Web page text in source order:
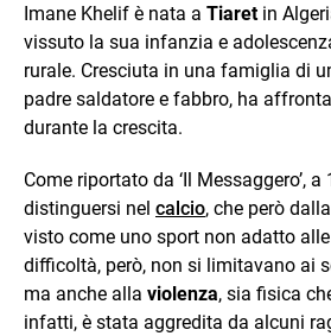
Imane Khelif è nata a Tiaretin
vissuto la sua infanzia e
rurale. Cresciuta in una famiglia di
padre saldatore e fabbro, ha
durante la crescita.
Come riportato da ‘Il Messaggero’,
distinguersi nel calcio, che però
visto come uno sport non adatto
difficoltà, però, non si limitavano ai
ma anche alla violenza, sia fisica
infatti, è stata aggredita da alcuni